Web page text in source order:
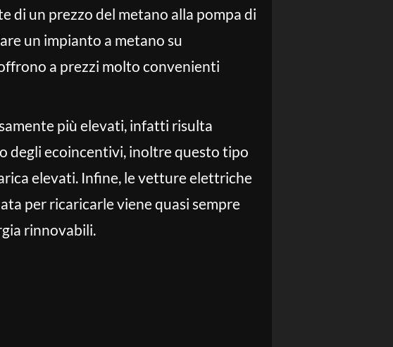
di un prezzo del metano alla pompa di
un impianto a metano su
a prezzi molto convenienti
più elevati, infatti risulta
degli ecoincentivi, inoltre questo tipo
elevati. Infine, le vetture elettriche
per ricaricarle viene quasi sempre
rinnovabili.